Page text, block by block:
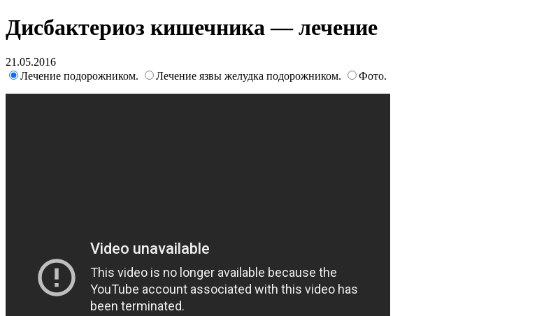
Дисбактериоз кишечника — лечение
21.05.2016
Лечение подорожником.
Лечение язвы желудка подорожником. Фото.